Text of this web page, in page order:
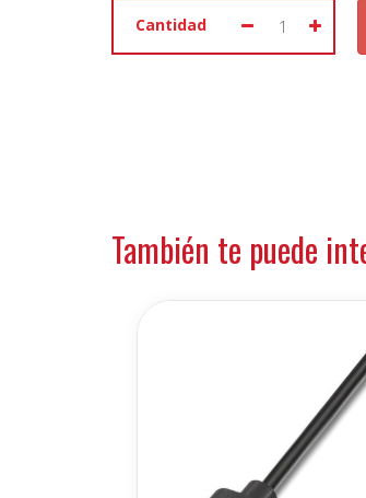
Cantidad
También te puede